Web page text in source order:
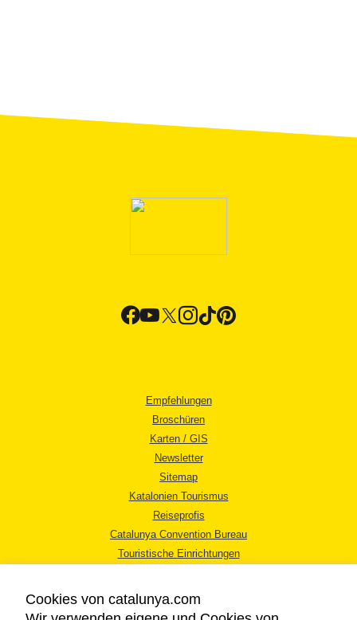
Empfehlungen
Broschüren
Karten / GIS
Newsletter
Sitemap
Katalonien Tourismus
Reiseprofis
Catalunya Convention Bureau
Touristische Einrichtungen
Cookies von catalunya.com